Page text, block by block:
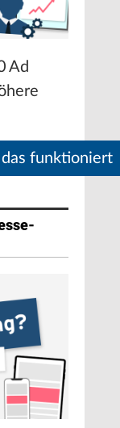
Ad
funktioniert